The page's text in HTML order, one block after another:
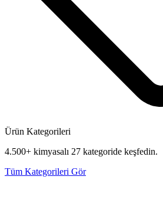
Ürün Kategorileri
4.500+ kimyasalı 27 kategoride keşfedin.
Tüm Kategorileri Gör